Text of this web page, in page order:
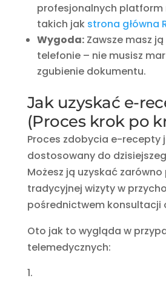
profesjonalnych platform
takich jak strona główna
Wygoda:Zawsze masz
telefonie – nie musisz
zgubienie dokumentu.
Jak uzyskać e-
(Proces krok po
Proces zdobycia e-recepty
dostosowany do
Możesz ją uzyskać
tradycyjnej wizyty w
pośrednictwem konsultacji
Oto jak to wygląda w
telemedycznych: